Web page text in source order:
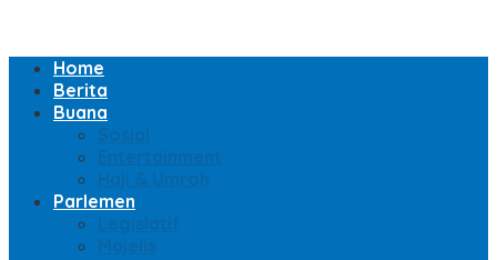
Home
Berita
Buana
Sosial
Entertainment
Haji & Umroh
Parlemen
Legislatif
Majelis